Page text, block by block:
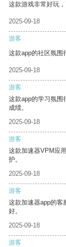
这款游戏非常好玩
2025-09-18
游客
这款app的社区氛围
2025-09-18
游客
这款app的学习氛围
成绩。
2025-09-18
游客
这款加速器VPM应
护。
2025-09-18
游客
这款加速器app的客
好。
2025-09-18
游客